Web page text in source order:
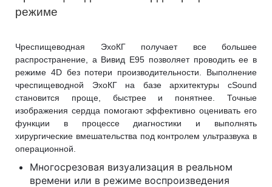
режиме
Чреспищеводная ЭхоКГ получает все большее
распространение, а Вивид Е95 позволяет проводить ее в
режиме 4D без потери производительности. Выполнение
чреспищеводной ЭхоКГ на базе архитектуры cSound
становится проще, быстрее и понятнее. Точные
изображения сердца помогают эффективно оценивать его
функции в процессе диагностики и выполнять
хирургические вмешательства под контролем ультразвука в
операционной.
Многосрезовая визуализация в реальном
времени или в режиме воспроизведения